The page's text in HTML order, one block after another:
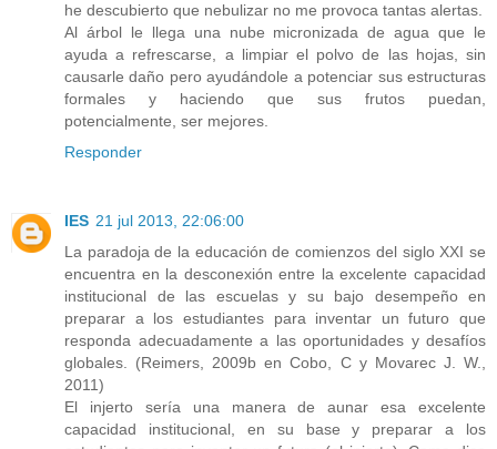
he descubierto que nebulizar no me provoca tantas alertas.
Al árbol le llega una nube micronizada de agua que le
ayuda a refrescarse, a limpiar el polvo de las hojas, sin
causarle daño pero ayudándole a potenciar sus estructuras
formales y haciendo que sus frutos puedan,
potencialmente, ser mejores.
Responder
IES 21 jul 2013, 22:06:00
La paradoja de la educación de comienzos del siglo XXI se
encuentra en la desconexión entre la excelente capacidad
institucional de las escuelas y su bajo desempeño en
preparar a los estudiantes para inventar un futuro que
responda adecuadamente a las oportunidades y desafíos
globales. (Reimers, 2009b en Cobo, C y Movarec J. W.,
2011)
El injerto sería una manera de aunar esa excelente
capacidad institucional, en su base y preparar a los